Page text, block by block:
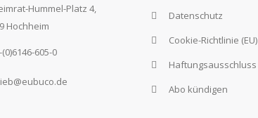
Hummel-Platz 4,
Hochheim
605-0
Datenschutz
Cookie-Richtlinie (EU)
Haftungsausschluss
Abo kündigen